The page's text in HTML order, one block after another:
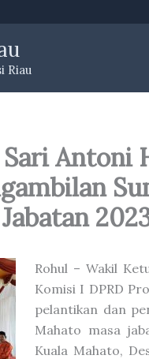
Riau
Antoni
Rohul – Wakil
Komisi I DPRD
pelantikan dan
Mahato masa
Kuala Mahato,